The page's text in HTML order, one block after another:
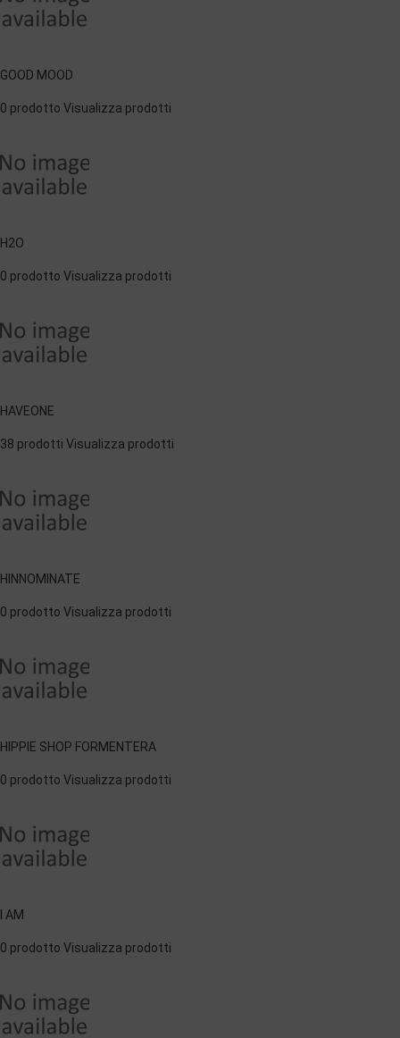
GOOD MOOD
0 prodotto Visualizza prodotti
H2O
0 prodotto Visualizza prodotti
HAVEONE
38 prodotti Visualizza prodotti
HINNOMINATE
0 prodotto Visualizza prodotti
HIPPIE SHOP FORMENTERA
0 prodotto Visualizza prodotti
I AM
0 prodotto Visualizza prodotti